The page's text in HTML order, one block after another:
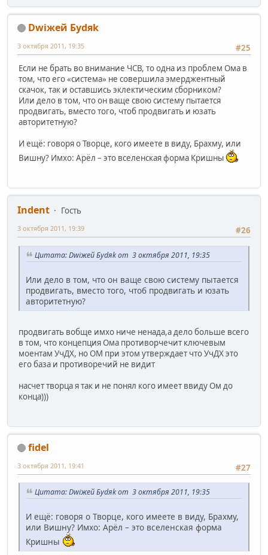
Dwiжей Буdяk
#25
3 октября 2011, 19:35
Если не брать во внимание ЧСВ, то одна из проблем Ома в
том, что его «система» не совершила эмерджентный
скачок, так и оставшись эклектическим сборником?
Или дело в том, что он ваще свою систему пытается
продвигать, вместо того, чтоб продвигать и юзать
авторитетную?
И ещё: говоря о Творце, кого имеете в виду, Брахму, или
Вишну? Имхо: Арёл – это вселенская форма Кришны
Indent
Гость
#26
3 октября 2011, 19:39
Цитата: Dwiжей Буdяk от 3 октября 2011, 19:35
Или дело в том, что он ваще свою систему пытается
продвигать, вместо того, чтоб продвигать и юзать
авторитетную?
продвигать вобще имхо ниче ненада,а дело больше всего
в том, что концепция Ома противорчечит ключевым
моентам УчДХ, но ОМ при этом утверждает что УчДХ это
его база и противоречий не видит
насчет творца я так и не понял кого имеет ввиду Ом до
конца)))
fidel
#27
3 октября 2011, 19:41
Цитата: Dwiжей Буdяk от 3 октября 2011, 19:35
И ещё: говоря о Творце, кого имеете в виду, Брахму,
или Вишну? Имхо: Арёл – это вселенская форма
Кришны